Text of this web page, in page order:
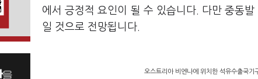
에서 긍정적 요인이 될 수 있습니다. 다만 중동
일 것으로 전망됩니다.
오스트리아 비엔나에 위치한 석유수출국